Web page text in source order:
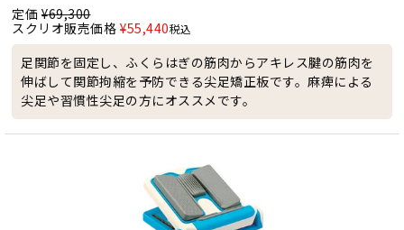
定価 ¥69,300
スクリオ販売価格 ¥55,440税込
足関節を固定し、ふくらはぎの筋肉からアキレス腱の筋肉を
伸ばして関節拘縮を予防できる尖足矯正板です。麻痺による
尖足や習慣性尖足の方にオススメです。